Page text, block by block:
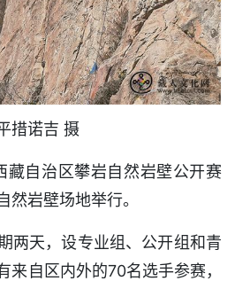
措诺吉 摄
藏自治区攀岩自然岩壁公开赛
然岩壁场地举行。
两天，设专业组、公开组和青
来自区内外的70名选手参赛，